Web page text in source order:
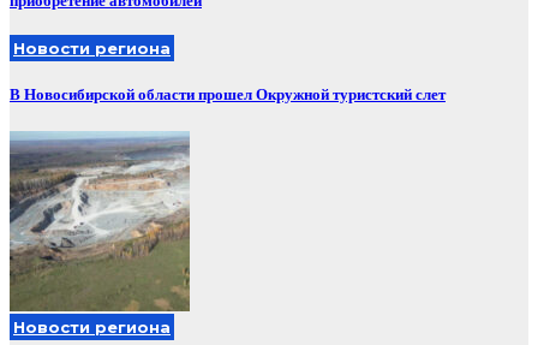
Новости региона
В Новосибирской области прошел Окружной туристский слет
Новости региона